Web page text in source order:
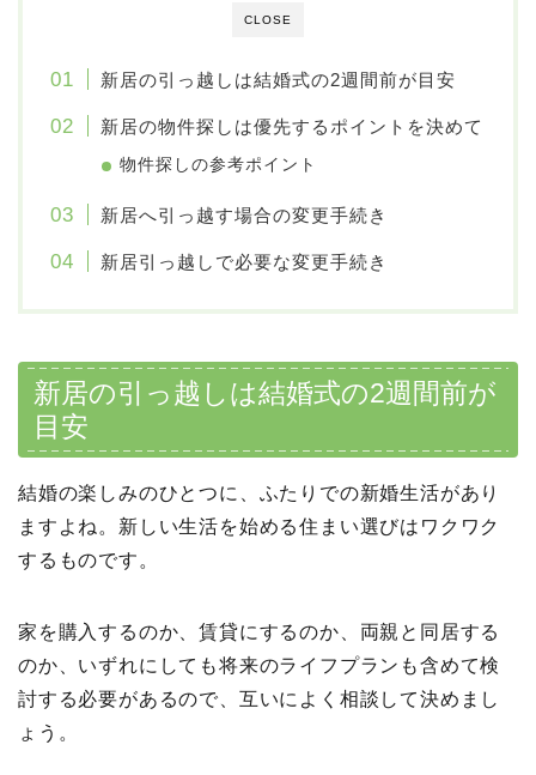
CLOSE
新居の引っ越しは結婚式の2週間前が目安
新居の物件探しは優先するポイントを決めて
物件探しの参考ポイント
新居へ引っ越す場合の変更手続き
新居引っ越しで必要な変更手続き
新居の引っ越しは結婚式の2週間前が
目安
結婚の楽しみのひとつに、ふたりでの新婚生活があり
ますよね。新しい生活を始める住まい選びはワクワク
するものです。
家を購入するのか、賃貸にするのか、両親と同居する
のか、いずれにしても将来のライフプランも含めて検
討する必要があるので、互いによく相談して決めまし
ょう。